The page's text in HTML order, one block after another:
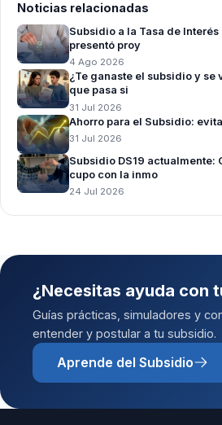
Noticias relacionadas
Subsidio a la Tasa de
presentó proy
4 Ago 2026
¿Te ganaste el subsidio y se
que pasa si
31 Jul 2026
Ahorro para el Subsidio:
31 Jul 2026
Subsidio DS19 actualmente:
cupo con la inmo
24 Jul 2026
¿Necesitas ayuda con
Guías prácticas, simuladores y
entender y postular a tu subsidio.
Aprende del Subsidio